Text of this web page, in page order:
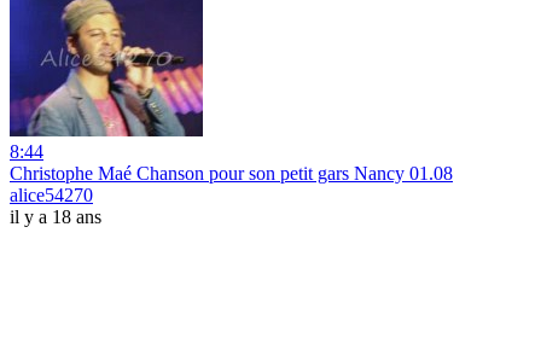
8:44
Christophe Maé Chanson pour son petit gars Nancy 01.08
alice54270
il y a 18 ans